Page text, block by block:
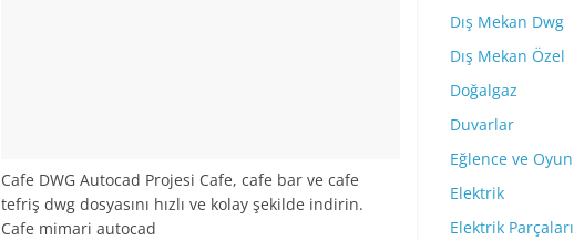
Cafe DWG Autocad Projesi Cafe, cafe bar ve cafe
tefriş dwg dosyasını hızlı ve kolay şekilde indirin.
Cafe mimari autocad
Dış Mekan Dwg
Dış Mekan Özel
Doğalgaz
Duvarlar
Eğlence ve Oyun
Elektrik
Elektrik Parçaları